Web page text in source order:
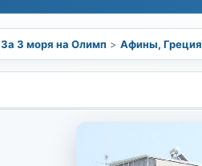
За 3 моря на Олимп > Афины, Греция